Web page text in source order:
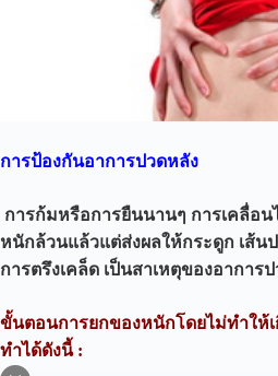
การป้องกันอาการปวดหลัง
การก้มหรือการยืนนานๆ การเคลื่อน
หนักล้วนแล้วแต่ส่งผลให้กระดูก เส้น
การตรึงเคล็ด เป็นสาเหตุของอาการ
ขั้นตอนการยกของหนักโดยไม่ทำให้
ทำได้ดังนี้ :